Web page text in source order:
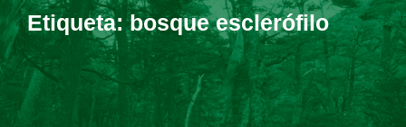
Etiqueta:bosque esclerófilo